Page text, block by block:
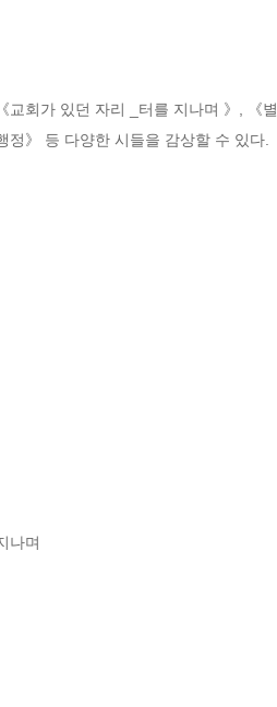
교회가 있던 자리 _터를 지나며 》, 《
정》 등 다양한 시들을 감상할 수 있다.
나며